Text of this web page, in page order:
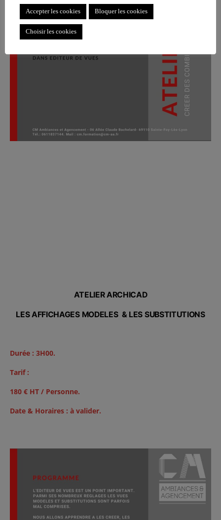
ATELIER ARCHICAD
LES AFFICHAGES MODELES & LES SUBSTITUTIONS
Durée : 3H00.
Tarif :
180 € HT / Personne.
Date & Horaires : à valider.
Accepter les cookies Bloquer les cookies
Choisir les cookies